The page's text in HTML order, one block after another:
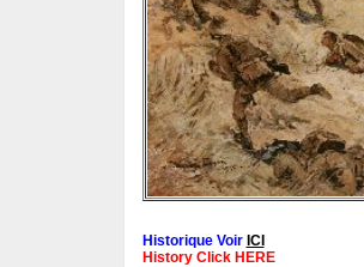
Historique Voir ICI
History Click HERE